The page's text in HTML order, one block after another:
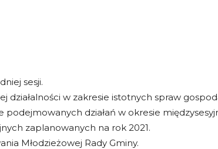
sesji.
działalności w zakresie istotnych spraw
podejmowanych działań w okresie
zaplanowanych na rok 2021.
Młodzieżowej Rady Gminy.